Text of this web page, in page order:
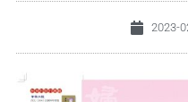
2023-